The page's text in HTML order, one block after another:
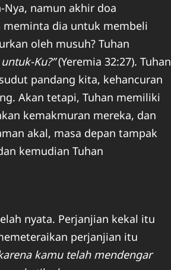
Nya, namun akhir doa
meminta dia untuk membeli
oleh musuh? Tuhan
Ku?”(Yeremia 32:27). Tuhan
pandang kita, kehancuran
Akan tetapi, Tuhan memiliki
kemakmuran mereka, dan
akal, masa depan tampak
kemudian Tuhan
nyata. Perjanjian kekal itu
perjanjian itu
kamu telah mendengar